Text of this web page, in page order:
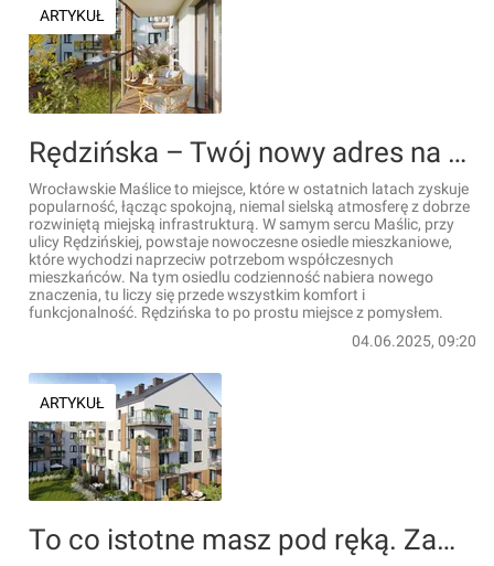
ARTYKUŁ
Rędzińska – Twój nowy adres na Maślicach [FILM]
Wrocławskie Maślice to miejsce, które w ostatnich latach zyskuje
popularność, łącząc spokojną, niemal sielską atmosferę z dobrze
rozwiniętą miejską infrastrukturą. W samym sercu Maślic, przy
ulicy Rędzińskiej, powstaje nowoczesne osiedle mieszkaniowe,
które wychodzi naprzeciw potrzebom współczesnych
mieszkańców. Na tym osiedlu codzienność nabiera nowego
znaczenia, tu liczy się przede wszystkim komfort i
funkcjonalność. Rędzińska to po prostu miejsce z pomysłem.
04.06.2025, 09:20
ARTYKUŁ
To co istotne masz pod ręką. Zamieszkaj na zielonych Maślicach